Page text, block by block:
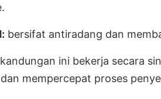
bersifat antiradang dan
ini bekerja secara
mempercepat proses